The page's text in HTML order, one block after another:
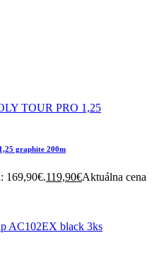
graphite 200m
169,90€.119,90€Aktuálna cena